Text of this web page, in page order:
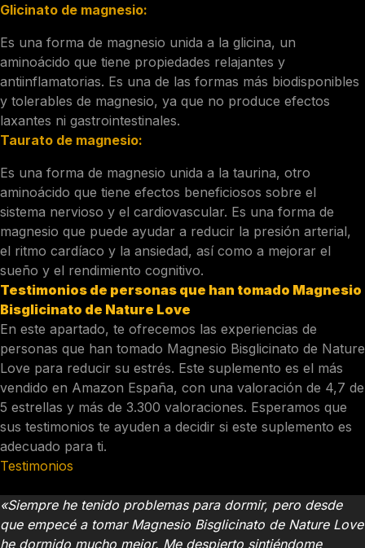
Glicinato de magnesio:
Es una forma de magnesio unida a la glicina, un
aminoácido que tiene propiedades relajantes y
antiinflamatorias. Es una de las formas más biodisponibles
y tolerables de magnesio, ya que no produce efectos
laxantes ni gastrointestinales.
Taurato de magnesio:
Es una forma de magnesio unida a la taurina, otro
aminoácido que tiene efectos beneficiosos sobre el
sistema nervioso y el cardiovascular. Es una forma de
magnesio que puede ayudar a reducir la presión arterial,
el ritmo cardíaco y la ansiedad, así como a mejorar el
sueño y el rendimiento cognitivo.
Testimonios de personas que han tomado Magnesio
Bisglicinato de Nature Love
En este apartado, te ofrecemos las experiencias de
personas que han tomado Magnesio Bisglicinato de Nature
Love para reducir su estrés. Este suplemento es el más
vendido en Amazon España, con una valoración de 4,7 de
5 estrellas y más de 3.300 valoraciones. Esperamos que
sus testimonios te ayuden a decidir si este suplemento es
adecuado para ti.
Testimonios
«Siempre he tenido problemas para dormir, pero desde
que empecé a tomar Magnesio Bisglicinato de Nature Love
he dormido mucho mejor. Me despierto sintiéndome